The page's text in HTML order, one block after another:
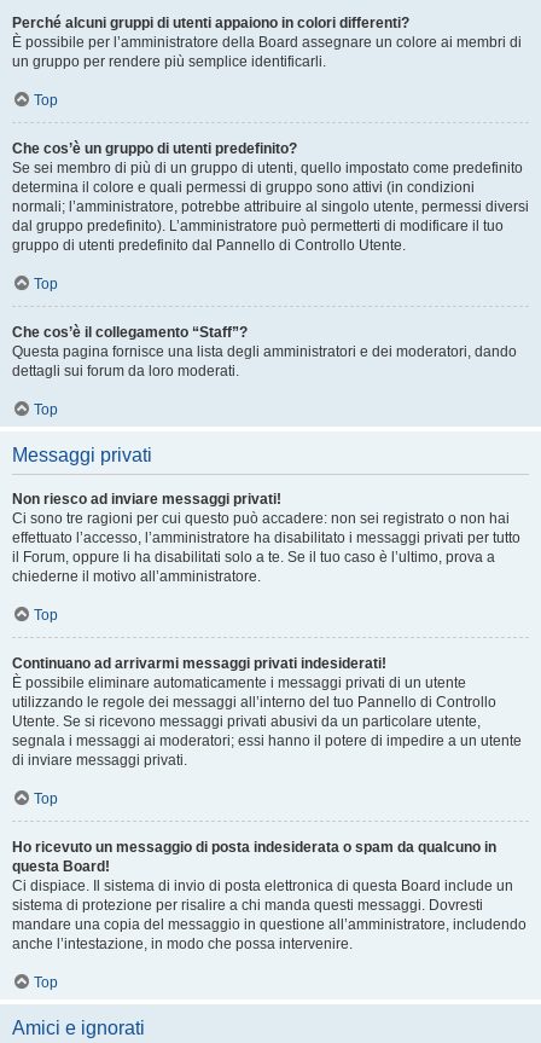
Perché alcuni gruppi di utenti appaiono in colori differenti?
È possibile per l’amministratore della Board assegnare un colore ai membri di
un gruppo per rendere più semplice identificarli.
Top
Che cos’è un gruppo di utenti predefinito?
Se sei membro di più di un gruppo di utenti, quello impostato come predefinito
determina il colore e quali permessi di gruppo sono attivi (in condizioni
normali; l’amministratore, potrebbe attribuire al singolo utente, permessi diversi
dal gruppo predefinito). L’amministratore può permetterti di modificare il tuo
gruppo di utenti predefinito dal Pannello di Controllo Utente.
Top
Che cos’è il collegamento “Staff”?
Questa pagina fornisce una lista degli amministratori e dei moderatori, dando
dettagli sui forum da loro moderati.
Top
Messaggi privati
Non riesco ad inviare messaggi privati!
Ci sono tre ragioni per cui questo può accadere: non sei registrato o non hai
effettuato l’accesso, l’amministratore ha disabilitato i messaggi privati per tutto
il Forum, oppure li ha disabilitati solo a te. Se il tuo caso è l’ultimo, prova a
chiederne il motivo all’amministratore.
Top
Continuano ad arrivarmi messaggi privati indesiderati!
È possibile eliminare automaticamente i messaggi privati ​​di un utente
utilizzando le regole dei messaggi all’interno del tuo Pannello di Controllo
Utente. Se si ricevono messaggi privati ​​abusivi da un particolare utente,
segnala i messaggi ai moderatori; essi hanno il potere di impedire a un utente
di inviare messaggi privati​​.
Top
Ho ricevuto un messaggio di posta indesiderata o spam da qualcuno in
questa Board!
Ci dispiace. Il sistema di invio di posta elettronica di questa Board include un
sistema di protezione per risalire a chi manda questi messaggi. Dovresti
mandare una copia del messaggio in questione all’amministratore, includendo
anche l’intestazione, in modo che possa intervenire.
Top
Amici e ignorati